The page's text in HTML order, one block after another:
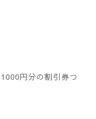
円分の割引券つ